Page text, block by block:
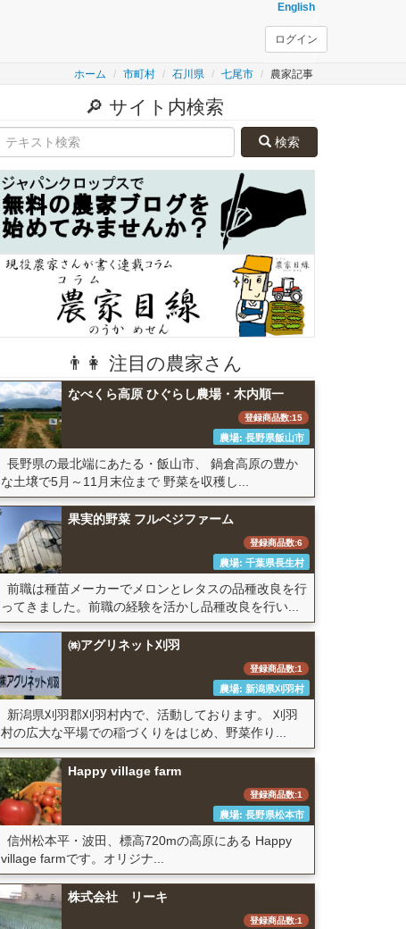
English
ログイン
ホーム 市町村 石川県 七尾市 農家記事
🔎 サイト内検索
検索
👨👩 注目の農家さん
なべくら高原 ひぐらし農場・木内順一
登録商品数:15
農場: 長野県飯山市
長野県の最北端にあたる・飯山市、 鍋倉高原の豊か
な土壌で5月～11月末位まで 野菜を収穫し...
果実的野菜 フルベジファーム
登録商品数:6
農場: 千葉県長生村
前職は種苗メーカーでメロンとレタスの品種改良を行
ってきました。前職の経験を活かし品種改良を行い...
㈱アグリネット刈羽
登録商品数:1
農場: 新潟県刈羽村
新潟県刈羽郡刈羽村内で、活動しております。 刈羽
村の広大な平場での稲づくりをはじめ、野菜作り...
Happy village farm
登録商品数:1
農場: 長野県松本市
信州松本平・波田、標高720mの高原にある Happy
village farmです。オリジナ...
株式会社 リーキ
登録商品数:1